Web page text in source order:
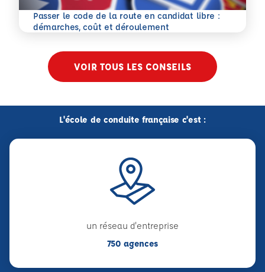
Passer le code de la route en candidat libre :
démarches, coût et déroulement
En savoir plus
VOIR TOUS LES CONSEILS
L'école de conduite française c'est :
un réseau d'entreprise
750 agences